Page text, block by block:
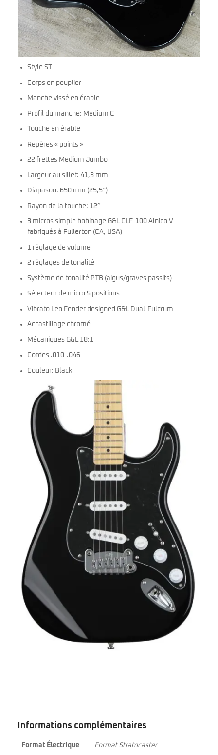
Style ST
Corps en peuplier
Manche vissé en érable
Profil du manche: Medium C
Touche en érable
Repères « points »
22 frettes Medium Jumbo
Largeur au sillet: 41,3 mm
Diapason: 650 mm (25,5″)
Rayon de la touche: 12″
3 micros simple bobinage G&L CLF-100 Alnico V
fabriqués à Fullerton (CA, USA)
1 réglage de volume
2 réglages de tonalité
Système de tonalité PTB (aigus/graves passifs)
Sélecteur de micro 5 positions
Vibrato Leo Fender designed G&L Dual-Fulcrum
Accastillage chromé
Mécaniques G&L 18:1
Cordes .010-.046
Couleur: Black
Informations complémentaires
Format Électrique Format Stratocaster